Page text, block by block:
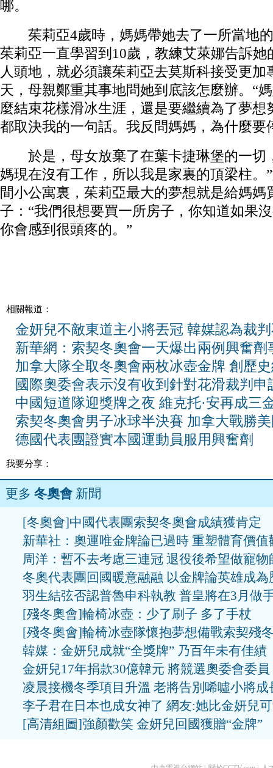
哪。
茱莉亞4歲時，媽媽帶她去了一所當地的
茱莉亞一直學習到10歲，教練艾萊娜告訴她
人頭地，就必須讓茱莉亞去莫斯科接受更加
天，母親鄭重其事地問她到底該怎麼辦。“
麼結束花樣滑冰生涯，還是要繼續為了夢想
都取決我的一句話。我反問媽媽，為什麼要
於是，母女放棄了在葉卡捷琳堡的一切
媽現在沒有工作，所以我是家裏的頂梁柱。
間小公寓裏，茱莉亞最大的夢想就是給媽媽
子：“我們很想要買一所房子，你知道如果
你會感到很頭疼的。”
相關報道：
金妍兒不敵東道主小將丟冠 韓媒認為裁
新華網：索契冬奧會一天爆出兩例興奮劑
加拿大隊全取冬奧會兩枚冰壺金牌 創歷
國際奧委會表示沒有收到針對花滑裁判申
中國短道隊迎獎牌之夜 維克托·安再成三
索契冬奧會男子冰球半決賽 加拿大戰勝
德國代表團證實本國運動員服用興奮劑
我要分享：
更多 冬奧會新聞
[冬奧會]中國代表團索契冬奧會成績獲肯定
新華社：奧運唯金牌論已過時 重塑體育價值
周洋：暫不去考慮三連冠 退役後希望做寵物
冬奧代表團回國暖意融融 以金牌論英雄成為
羽生結弦否認普魯申科執教 普皇將在3月做
[殘冬奧會]輪椅冰壺：少了刷子 多了手杖
[殘冬奧會]輪椅冰壺隊懷抱夢想備戰索契殘
韓媒：金妍兒成就“全獎牌” 乃百年未有佳績
金妍兒17年捐款30億韓元 將競選奧委會委員
凌晨接機冬季項目升溫 老將告別唏噓小將成
李子君在日本也成女神了 網友:她比金妍兒
[高清組圖]強顏歡笑 金妍兒回國獲贈“金牌”